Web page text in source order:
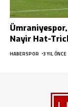
Nayir Hat-
HABERSPOR 3 YIL ÖNCE